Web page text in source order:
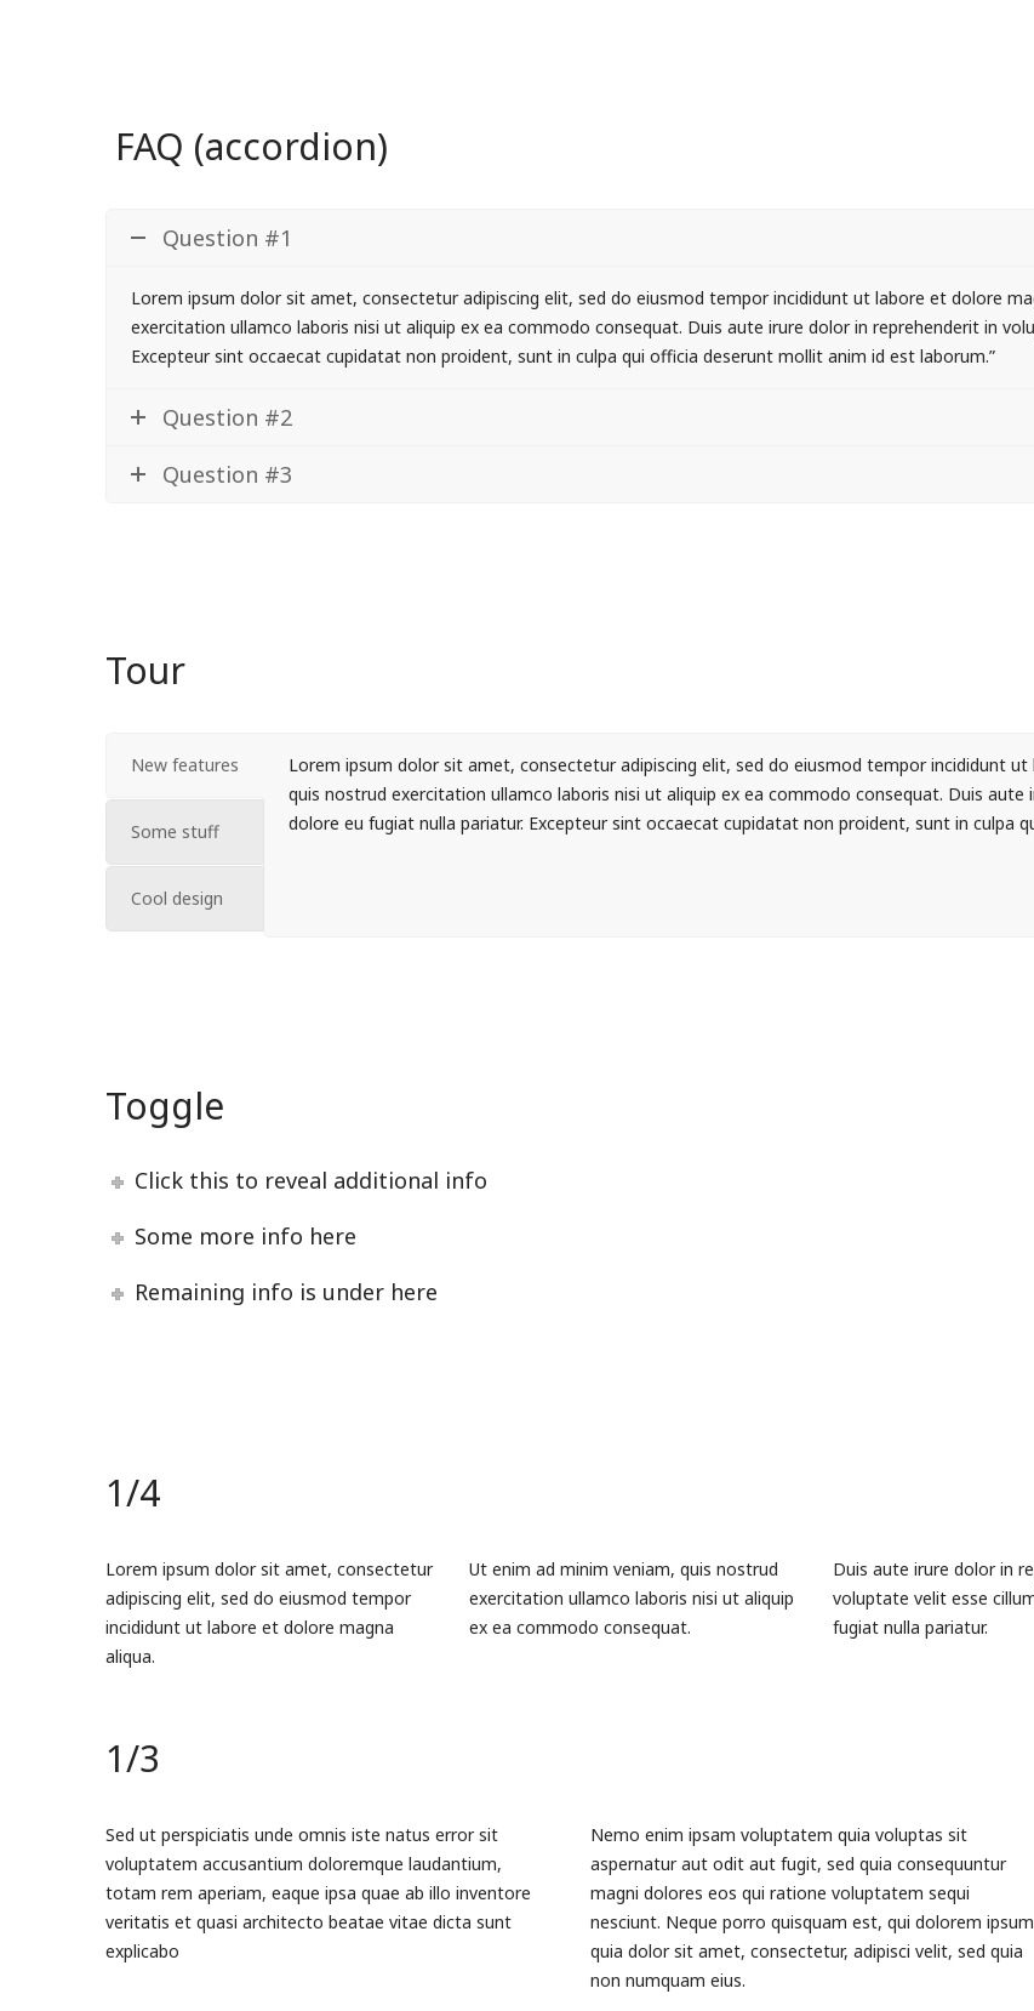
FAQ (accordion)
Question #1
Lorem ipsum dolor sit amet, consectetur adipiscing elit, sed do eiusmod tempor incididunt ut labore et dolore
exercitation ullamco laboris nisi ut aliquip ex ea commodo consequat. Duis aute irure dolor in reprehenderit in
Excepteur sint occaecat cupidatat non proident, sunt in culpa qui officia deserunt mollit anim id est laborum.”
Question #2
Question #3
Tour
New features
Some stuff
Cool design
Lorem ipsum dolor sit amet, consectetur adipiscing elit, sed do eiusmod tempor incididunt
quis nostrud exercitation ullamco laboris nisi ut aliquip ex ea commodo consequat. Duis
dolore eu fugiat nulla pariatur. Excepteur sint occaecat cupidatat non proident, sunt in culpa
Toggle
Click this to reveal additional info
Some more info here
Remaining info is under here
1/4
Lorem ipsum dolor sit amet, consectetur
adipiscing elit, sed do eiusmod tempor
incididunt ut labore et dolore magna
aliqua.
Ut enim ad minim veniam, quis nostrud
exercitation ullamco laboris nisi ut aliquip
ex ea commodo consequat.
Duis aute irure dolor in
voluptate velit esse
fugiat nulla pariatur.
1/3
Sed ut perspiciatis unde omnis iste natus error sit
voluptatem accusantium doloremque laudantium,
totam rem aperiam, eaque ipsa quae ab illo inventore
veritatis et quasi architecto beatae vitae dicta sunt
explicabo
Nemo enim ipsam voluptatem quia voluptas sit
aspernatur aut odit aut fugit, sed quia consequuntur
magni dolores eos qui ratione voluptatem sequi
nesciunt. Neque porro quisquam est, qui dolorem ipsum
quia dolor sit amet, consectetur, adipisci velit, sed quia
non numquam eius.